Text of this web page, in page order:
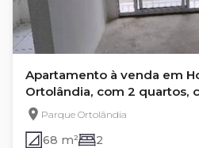
Apartamento à venda em
Ortolândia, com 2 quartos,
Parque Ortolândia
68 m² 2